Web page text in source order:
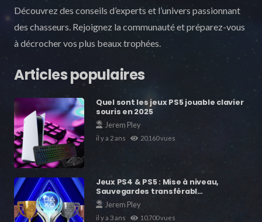
Découvrez des conseils d’experts et l’univers passionnant
des chasseurs. Rejoignez la communauté et préparez-vous
à décrocher vos plus beaux trophées.
Articles populaires
Quel sont les jeux PS5 jouable clavier
souris en 2025
Jerem Pley
il y a 2 ans 20,160vues
Jeux PS4 & PS5 : Mise à niveau,
Sauvegardes transférabl…
Jerem Pley
il y a 3 ans 10,700vues